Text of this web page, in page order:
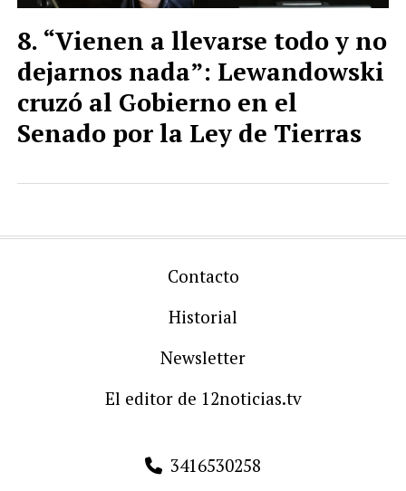
“Vienen a llevarse todo y no
dejarnos nada”: Lewandowski
cruzó al Gobierno en el
Senado por la Ley de Tierras
Contacto
Historial
Newsletter
El editor de 12noticias.tv
3416530258